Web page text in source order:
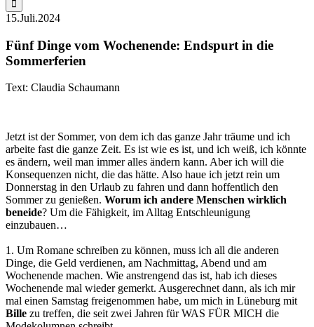
15.Juli.2024
Fünf Dinge vom Wochenende: Endspurt in die
Sommerferien
Text: Claudia Schaumann
Jetzt ist der Sommer, von dem ich das ganze Jahr träume und ich
arbeite fast die ganze Zeit. Es ist wie es ist, und ich weiß, ich könnte
es ändern, weil man immer alles ändern kann. Aber ich will die
Konsequenzen nicht, die das hätte. Also haue ich jetzt rein um
Donnerstag in den Urlaub zu fahren und dann hoffentlich den
Sommer zu genießen. Worum ich andere Menschen wirklich
beneide? Um die Fähigkeit, im Alltag Entschleunigung
einzubauen…
1. Um Romane schreiben zu können, muss ich all die anderen
Dinge, die Geld verdienen, am Nachmittag, Abend und am
Wochenende machen. Wie anstrengend das ist, hab ich dieses
Wochenende mal wieder gemerkt. Ausgerechnet dann, als ich mir
mal einen Samstag freigenommen habe, um mich in Lüneburg mit
Bille zu treffen, die seit zwei Jahren für WAS FÜR MICH die